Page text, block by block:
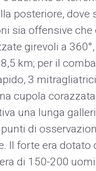
posteriore, dove
sia offensive
girevoli a
km; per il
3
cupola
una lunga
di
Il forte era
di 150-200